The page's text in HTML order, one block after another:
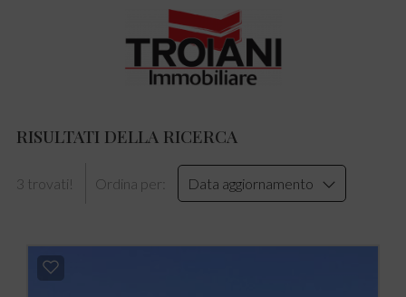
RISULTATI DELLA RICERCA
3 trovati! Ordina per: Data aggiornamento